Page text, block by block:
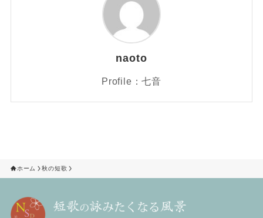
naoto
Profile：七音
ホーム 秋の短歌